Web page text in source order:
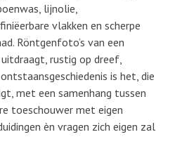
lijnolie,
vlakken en scherpe
Röntgenfoto’s van een
rustig op dreef,
is het, die
met een samenhang tussen
toeschouwer met eigen
èn vragen zich eigen zal